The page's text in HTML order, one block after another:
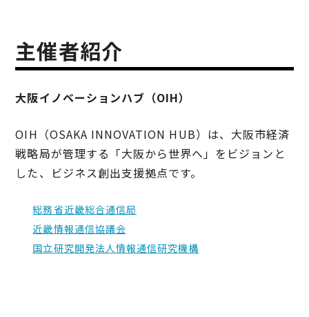
主催者紹介
大阪イノベーションハブ（OIH）
OIH（OSAKA INNOVATION HUB）は、大阪市経済
戦略局が管理する「大阪から世界へ」をビジョンと
した、ビジネス創出支援拠点です。
総務省近畿総合通信局
近畿情報通信協議会
国立研究開発法人情報通信研究機構